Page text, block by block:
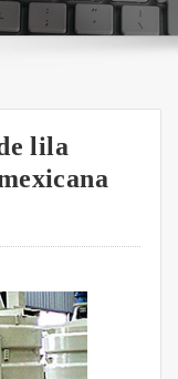
lila